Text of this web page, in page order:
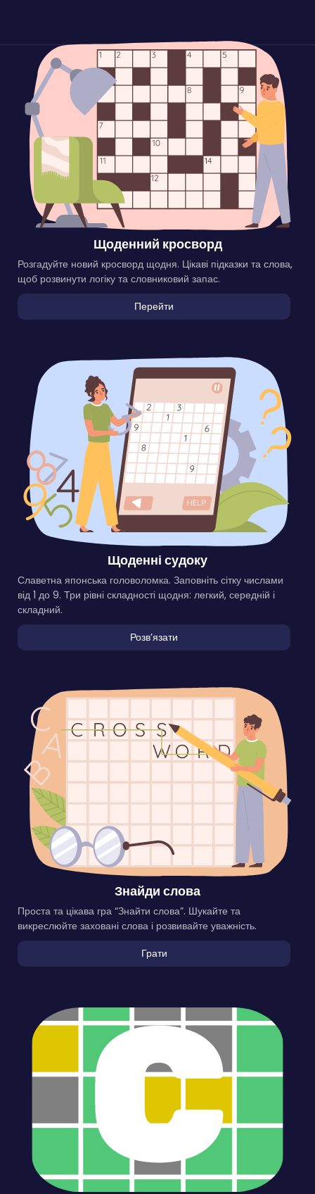
Щоденний кросворд
Розгадуйте новий кросворд щодня. Цікаві підказки та слова,
щоб розвинути логіку та словниковий запас.
Перейти
Щоденні судоку
Славетна японська головоломка. Заповніть сітку числами
від 1 до 9. Три рівні складності щодня: легкий, середній і
складний.
Розвʼязати
Знайди слова
Проста та цікава гра “Знайти слова”. Шукайте та
викреслюйте заховані слова і розвивайте уважність.
Грати